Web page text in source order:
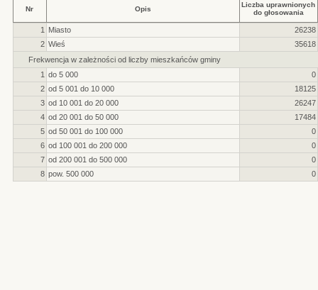
Nr Opis
Liczba uprawnionych
do głosowania
1 Miasto
26238
2 Wieś
35618
Frekwencja w zależności od liczby mieszkańców gminy
1 do 5 000
0
2 od 5 001 do 10 000
18125
3 od 10 001 do 20 000
26247
4 od 20 001 do 50 000
17484
5 od 50 001 do 100 000
0
6 od 100 001 do 200 000
0
7 od 200 001 do 500 000
0
8 pow. 500 000 0